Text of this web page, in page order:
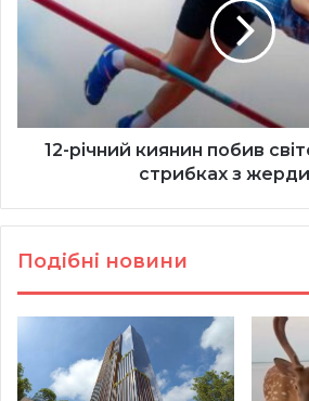
побив
з
жердиною
12-річний киянин побив
стрибках з
Подібні новини